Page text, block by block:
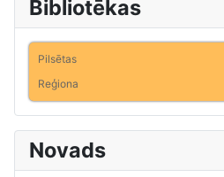
Bibliotēkas
Pilsētas
Reģiona
Novads